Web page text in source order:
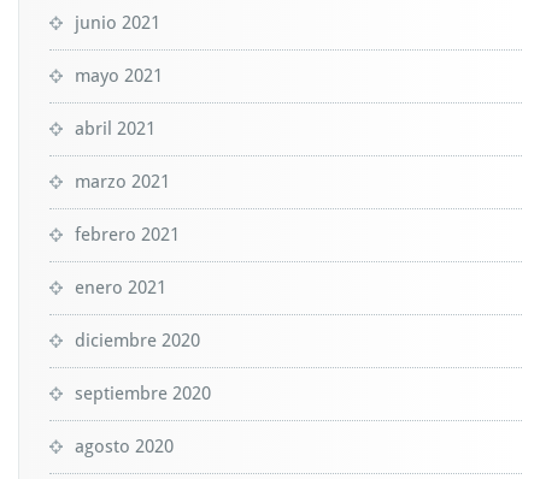
junio 2021
mayo 2021
abril 2021
marzo 2021
febrero 2021
enero 2021
diciembre 2020
septiembre 2020
agosto 2020